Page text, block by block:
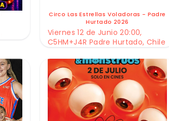
Circo Las Estrellas Voladoras - Padre
Hurtado 2026
Viernes 12 de Junio 20:00,
C5HM+J4R Padre Hurtado, Chile